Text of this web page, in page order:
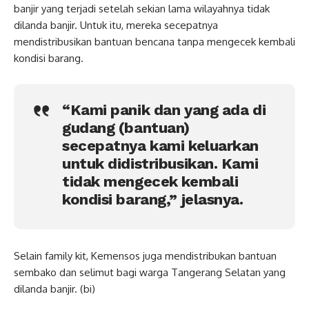
banjir yang terjadi setelah sekian lama wilayahnya tidak
dilanda banjir. Untuk itu, mereka secepatnya
mendistribusikan bantuan bencana tanpa mengecek kembali
kondisi barang.
“Kami panik dan yang ada di
gudang (bantuan)
secepatnya kami keluarkan
untuk didistribusikan. Kami
tidak mengecek kembali
kondisi barang,” jelasnya.
Selain family kit, Kemensos juga mendistribukan bantuan
sembako dan selimut bagi warga Tangerang Selatan yang
dilanda banjir. (bi)